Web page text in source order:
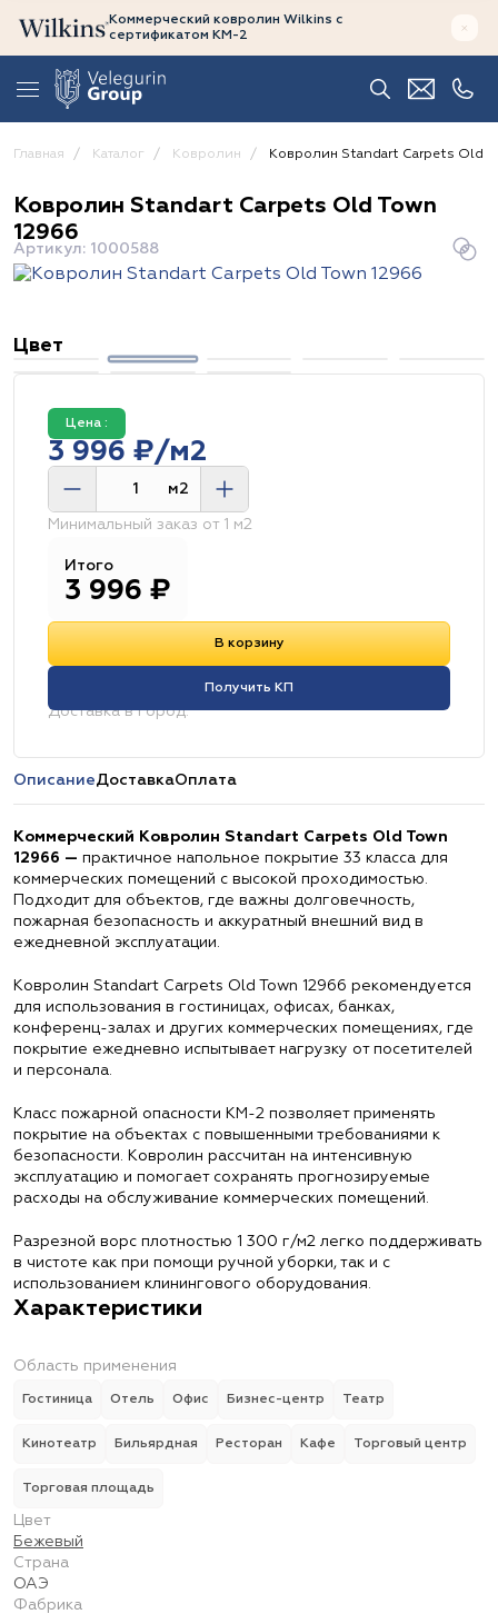
Коммерческий ковролин Wilkins с
сертификатом КМ-2
Главная Каталог Ковролин Ковролин Standart Carpets Old
Ковролин Standart Carpets Old Town
12966
Артикул: 1000588
Цвет
Цена :
3 996 ₽/м2
м2
Минимальный заказ от 1 м2
Итого
3 996 ₽
В корзину
Получить КП
Доставка в город:
ОписаниеДоставкаОплата
Коммерческий Ковролин Standart Carpets Old Town
12966 — практичное напольное покрытие 33 класса для
коммерческих помещений с высокой проходимостью.
Подходит для объектов, где важны долговечность,
пожарная безопасность и аккуратный внешний вид в
ежедневной эксплуатации.
Ковролин Standart Carpets Old Town 12966 рекомендуется
для использования в гостиницах, офисах, банках,
конференц-залах и других коммерческих помещениях, где
покрытие ежедневно испытывает нагрузку от посетителей
и персонала.
Класс пожарной опасности КМ-2 позволяет применять
покрытие на объектах с повышенными требованиями к
безопасности. Ковролин рассчитан на интенсивную
эксплуатацию и помогает сохранять прогнозируемые
расходы на обслуживание коммерческих помещений.
Разрезной ворс плотностью 1 300 г/м2 легко поддерживать
в чистоте как при помощи ручной уборки, так и с
использованием клинингового оборудования.
Характеристики
Область применения
Гостиница Отель Офис Бизнес-центр Театр
Кинотеатр Бильярдная Ресторан Кафе Торговый центр
Торговая площадь
Цвет
Бежевый
Страна
ОАЭ
Фабрика